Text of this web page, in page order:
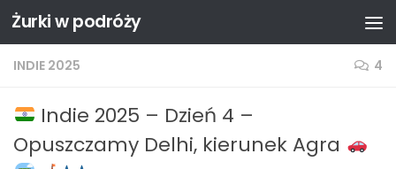
Przejdź do treści
Żurki w podróży
INDIE 2025 4
Indie 2025 – Dzień 4 –
Opuszczamy Delhi, kierunek Agra